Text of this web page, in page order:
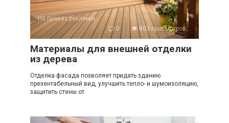
На правах рекламы
0
803 просмотров
Материалы для внешней отделки
из дерева
Отделка фасада позволяет придать зданию
презентабельный вид, улучшить тепло- и шумоизоляцию,
защитить стены от